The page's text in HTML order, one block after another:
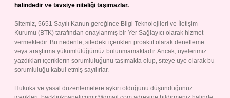
halindedir ve tavsiye niteliği taşımazlar.
Sitemiz, 5651 Sayılı Kanun gereğince Bilgi Teknolojileri ve İletişim
Kurumu (BTK) tarafından onaylanmış bir Yer Sağlayıcı olarak hizmet
vermektedir. Bu nedenle, sitedeki içerikleri proaktif olarak denetleme
veya araştırma yükümlülüğümüz bulunmamaktadır. Ancak, üyelerimiz
yazdıkları içeriklerin sorumluluğunu taşımakta olup, siteye üye olarak bu
sorumluluğu kabul etmiş sayılırlar.
Hukuka ve yasal düzenlemelere aykırı olduğunu düşündüğünüz